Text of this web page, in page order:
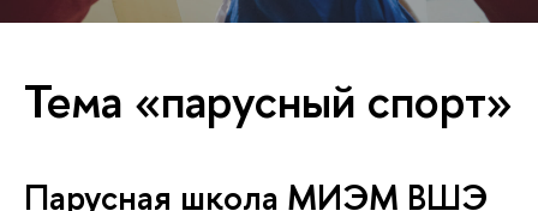
Тема «парусный спорт»
Парусная школа МИЭМ ВШЭ